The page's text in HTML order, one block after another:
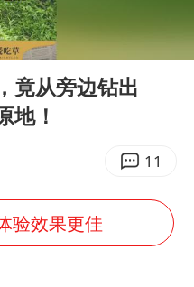
上门女婿出轨女邻居多年被判重婚罪
护市民“菜篮子”
辟谣Bin离队
把枪口对准中国记者
00:11
竟从旁边钻出
地！
11
验效果更佳